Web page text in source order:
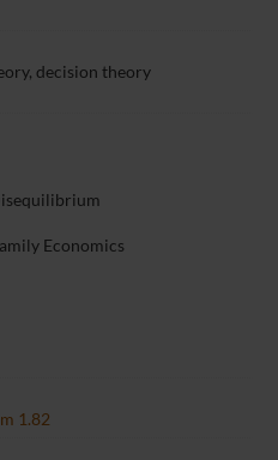
decision theory
Economics
1.82